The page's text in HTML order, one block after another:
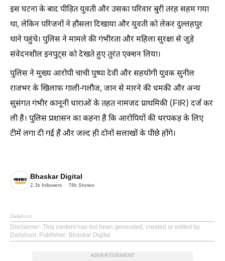
इस घटना के बाद पीड़ित युवती और उसका परिवार बुरी तरह सहम गया
था, लेकिन परिजनों ने हौसला दिखाया और युवती को लेकर दुल्लहपुर
थाने पहुंचे। पुलिस ने मामले की गंभीरता और महिला सुरक्षा से जुड़े
संवेदनशील इनपुट्स को देखते हुए तुरंत एक्शन लिया।
पुलिस ने मुख्य आरोपी चाची पुष्पा देवी और सहयोगी युवक सुनील
राजभर के खिलाफ गाली-गलौज, जान से मारने की धमकी और अन्य
सुसंगत गंभीर कानूनी धाराओं के तहत नामजद प्राथमिकी (FIR) दर्ज कर
ली है। पुलिस प्रशासन का कहना है कि आरोपियों की धरपकड़ के लिए
टीमें लगा दी गई हैं और जल्द ही दोनों सलाखों के पीछे होंगे।
Bhaskar Digital
2.3k followers 78k Stories
Dailyhunt
Disclaimer: This content has not been generated, created or edited by
Dailyhunt. Publisher: Bhaskar Digital
ADVERTISEMENT